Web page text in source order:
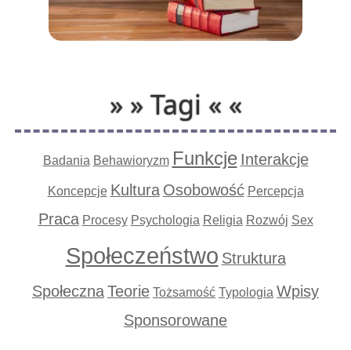
» » Tagi « «
Badania Behawioryzm Funkcje Interakcje
Koncepcje Kultura Osobowość Percepcja
Praca Procesy Psychologia Religia Rozwój Sex
Społeczeństwo Struktura
SpołecznaTeorie Tożsamość Typologia Wpisy
Sponsorowane